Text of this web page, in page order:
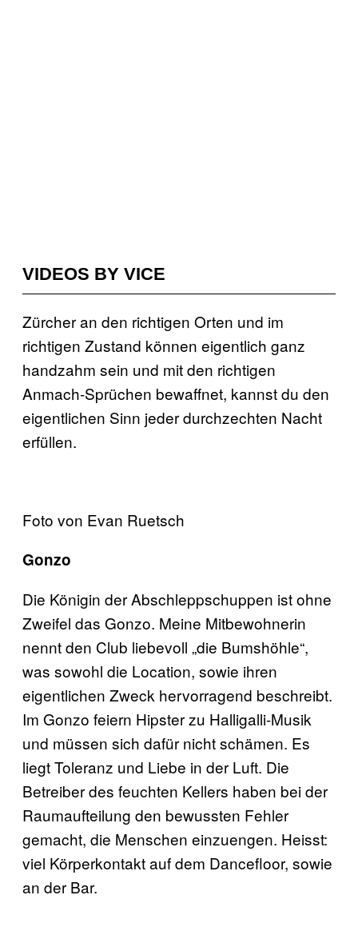
VIDEOS BY VICE
Zürcher an den richtigen Orten und im
richtigen Zustand können eigentlich ganz
handzahm sein und mit den richtigen
Anmach-Sprüchen bewaffnet, kannst du den
eigentlichen Sinn jeder durchzechten Nacht
erfüllen.
Foto von Evan Ruetsch
Gonzo
Die Königin der Abschleppschuppen ist ohne
Zweifel das Gonzo. Meine Mitbewohnerin
nennt den Club liebevoll „die Bumshöhle“,
was sowohl die Location, sowie ihren
eigentlichen Zweck hervorragend beschreibt.
Im Gonzo feiern Hipster zu Halligalli-Musik
und müssen sich dafür nicht schämen. Es
liegt Toleranz und Liebe in der Luft. Die
Betreiber des feuchten Kellers haben bei der
Raumaufteilung den bewussten Fehler
gemacht, die Menschen einzuengen. Heisst:
viel Körperkontakt auf dem Dancefloor, sowie
an der Bar.